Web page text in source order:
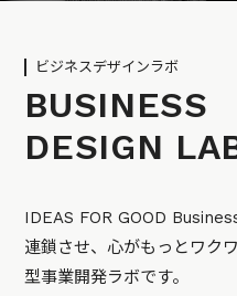
ビジネスデザインラボ
BUSINESS
DESIGN
IDEAS FOR GOOD
連鎖させ、心がもっとワク
型事業開発ラボです。